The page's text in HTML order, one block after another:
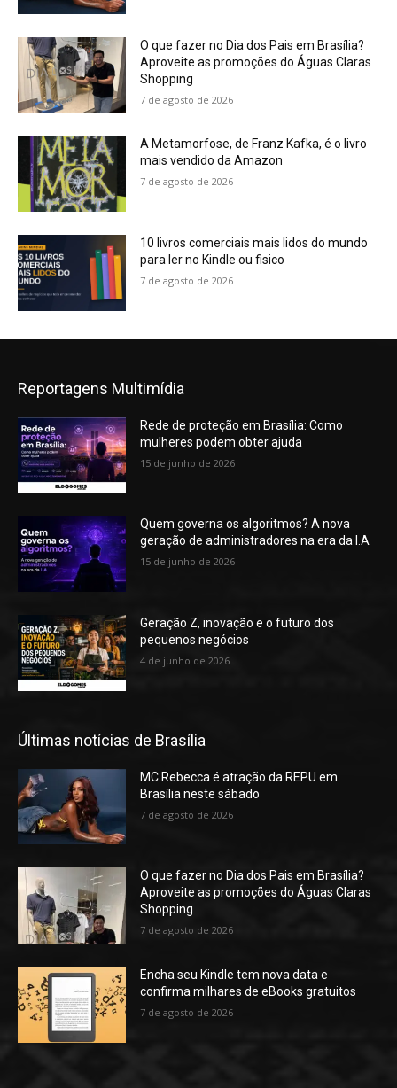
O que fazer no Dia dos Pais em Brasília?
Aproveite as promoções do Águas Claras
Shopping
7 de agosto de 2026
A Metamorfose, de Franz Kafka, é o livro
mais vendido da Amazon
7 de agosto de 2026
10 livros comerciais mais lidos do mundo
para ler no Kindle ou fisico
7 de agosto de 2026
Reportagens Multimídia
Rede de proteção em Brasília: Como
mulheres podem obter ajuda
15 de junho de 2026
Quem governa os algoritmos? A nova
geração de administradores na era da I.A
15 de junho de 2026
Geração Z, inovação e o futuro dos
pequenos negócios
4 de junho de 2026
Últimas notícias de Brasília
MC Rebecca é atração da REPU em
Brasília neste sábado
7 de agosto de 2026
O que fazer no Dia dos Pais em Brasília?
Aproveite as promoções do Águas Claras
Shopping
7 de agosto de 2026
Encha seu Kindle tem nova data e
confirma milhares de eBooks gratuitos
7 de agosto de 2026